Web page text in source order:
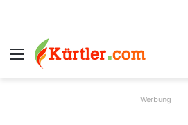
Menü
Werbung